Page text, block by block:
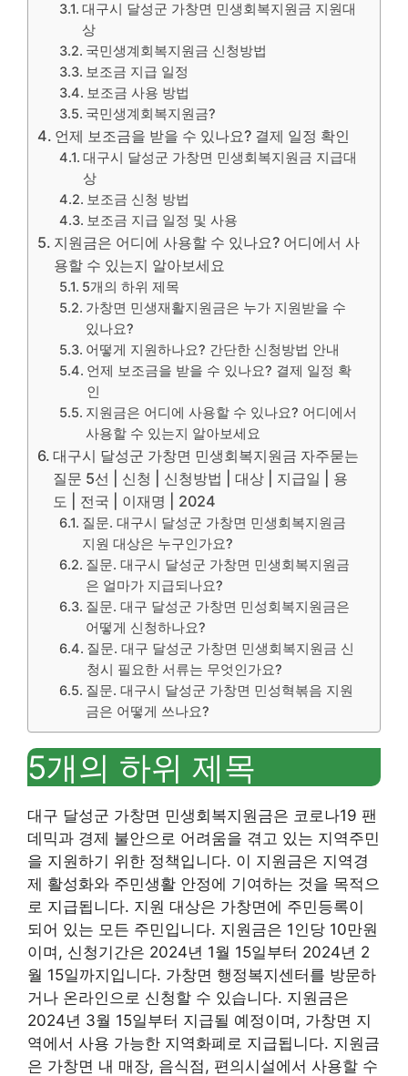
대구시 달성군 가창면 민생회복지원금 지원대
상
국민생계회복지원금 신청방법
보조금 지급 일정
보조금 사용 방법
국민생계회복지원금?
언제 보조금을 받을 수 있나요? 결제 일정 확인
대구시 달성군 가창면 민생회복지원금 지급대
상
보조금 신청 방법
보조금 지급 일정 및 사용
지원금은 어디에 사용할 수 있나요? 어디에서 사
용할 수 있는지 알아보세요
5개의 하위 제목
가창면 민생재활지원금은 누가 지원받을 수
있나요?
어떻게 지원하나요? 간단한 신청방법 안내
언제 보조금을 받을 수 있나요? 결제 일정 확
인
지원금은 어디에 사용할 수 있나요? 어디에서
사용할 수 있는지 알아보세요
대구시 달성군 가창면 민생회복지원금 자주묻는
질문 5선 | 신청 | 신청방법 | 대상 | 지급일 | 용
도 | 전국 | 이재명 | 2024
질문. 대구시 달성군 가창면 민생회복지원금
지원 대상은 누구인가요?
질문. 대구시 달성군 가창면 민생회복지원금
은 얼마가 지급되나요?
질문. 대구 달성군 가창면 민성회복지원금은
어떻게 신청하나요?
질문. 대구 달성군 가창면 민생회복지원금 신
청시 필요한 서류는 무엇인가요?
질문. 대구시 달성군 가창면 민성혁볶음 지원
금은 어떻게 쓰나요?
5개의 하위 제목
대구 달성군 가창면 민생회복지원금은 코로나19 팬
데믹과 경제 불안으로 어려움을 겪고 있는 지역주민
을 지원하기 위한 정책입니다. 이 지원금은 지역경
제 활성화와 주민생활 안정에 기여하는 것을 목적으
로 지급됩니다. 지원 대상은 가창면에 주민등록이
되어 있는 모든 주민입니다. 지원금은 1인당 10만원
이며, 신청기간은 2024년 1월 15일부터 2024년 2
월 15일까지입니다. 가창면 행정복지센터를 방문하
거나 온라인으로 신청할 수 있습니다. 지원금은
2024년 3월 15일부터 지급될 예정이며, 가창면 지
역에서 사용 가능한 지역화폐로 지급됩니다. 지원금
은 가창면 내 매장, 음식점, 편의시설에서 사용할 수